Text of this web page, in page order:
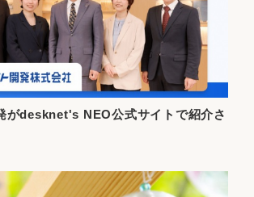
がdesknet's NEO公式サイトで紹介さ